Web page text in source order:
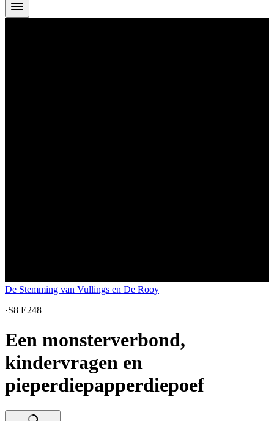
De Stemming van Vullings en De Rooy
·S8 E248
Een monsterverbond,
kindervragen en
pieperdiepapperdiepoef